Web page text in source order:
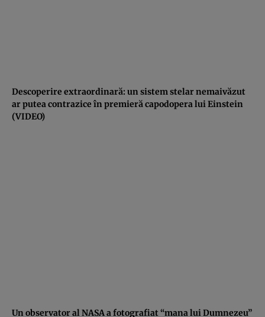
Descoperire extraordinară: un sistem stelar nemaivăzut
ar putea contrazice în premieră capodopera lui Einstein
(VIDEO)
Un observator al NASA a fotografiat “mana lui Dumnezeu”